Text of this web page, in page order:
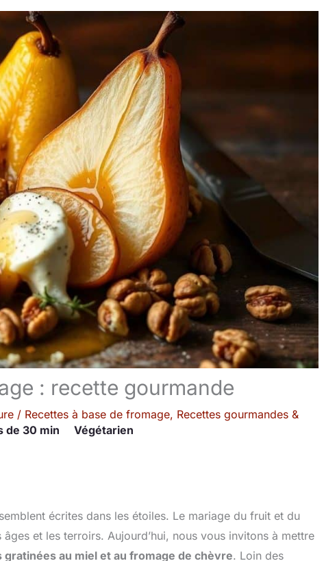
: recette gourmande
/ Recettes à base de fromage, Recettes gourmandes &
de 30 min Végétarien
écrites dans les étoiles. Le mariage du fruit et du
et les terroirs. Aujourd’hui, nous vous invitons à mettre
gratinées au miel et au fromage de chèvre. Loin des